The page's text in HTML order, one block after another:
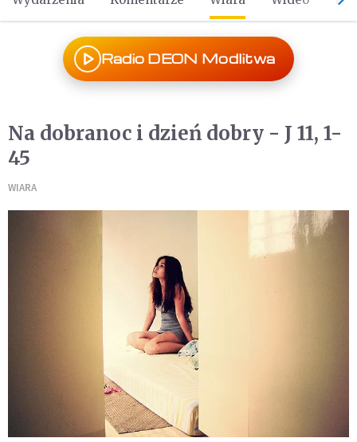
Radio DEON Modlitwa
Na dobranoc i dzień dobry - J 11, 1-
45
WIARA